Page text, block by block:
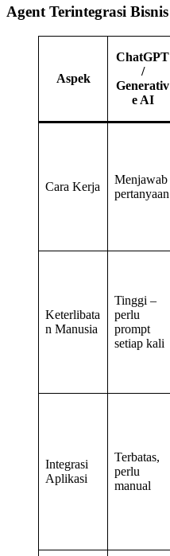
Agent Terintegrasi Bisnis
Aspek
ChatGPT
/
Generativ
e AI
Cara Kerja
Menjawab
pertanyaan
Keterlibata
n Manusia
Tinggi –
perlu
prompt
setiap kali
Integrasi
Aplikasi
Terbatas,
perlu
manual